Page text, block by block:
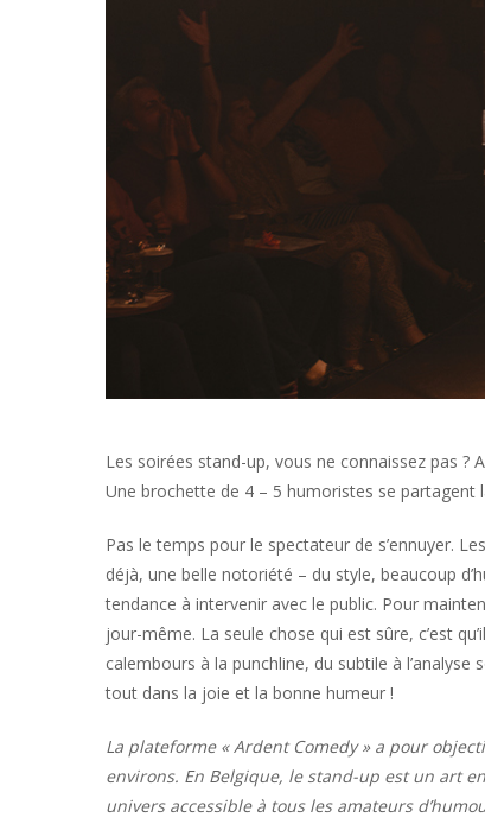
Les soirées stand-up, vous ne connaissez pas ?
Une brochette de 4 – 5 humoristes se partagent
Pas le temps pour le spectateur de s’ennuyer.
déjà, une belle notoriété – du style, beaucoup
tendance à intervenir avec le public. Pour
jour-même. La seule chose qui est sûre, c’est
calembours à la punchline, du subtile à
tout dans la joie et la bonne humeur !
La plateforme « Ardent Comedy » a pour
environs. En Belgique, le stand-up est un art
univers accessible à tous les amateurs